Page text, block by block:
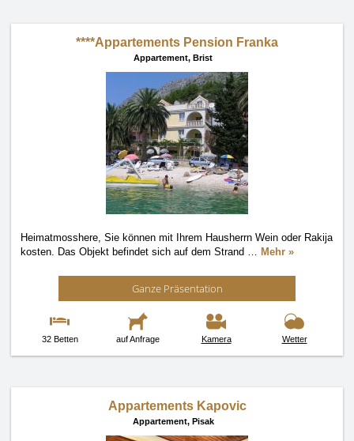
****Appartements Pension Franka
Appartement, Brist
Heimatmosshere, Sie können mit Ihrem Hausherrn Wein oder Rakija
kosten. Das Objekt befindet sich auf dem Strand … Mehr »
Ganze Präsentation
32 Betten auf Anfrage Kamera Wetter
Appartements Kapovic
Appartement, Pisak